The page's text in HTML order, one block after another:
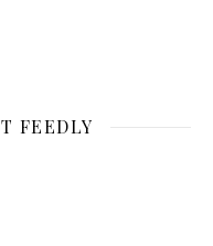
FEEDLY